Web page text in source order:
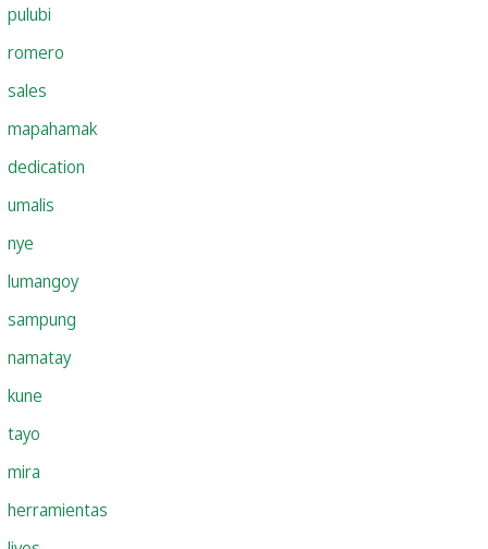
pulubi
romero
sales
mapahamak
dedication
umalis
nye
lumangoy
sampung
namatay
kune
tayo
mira
herramientas